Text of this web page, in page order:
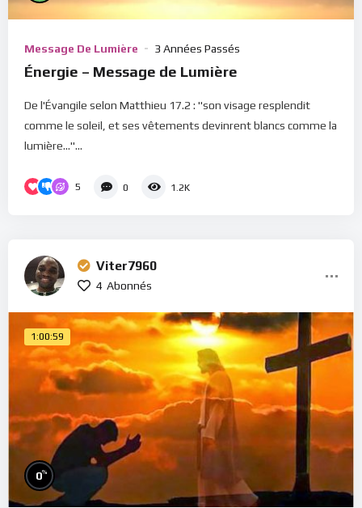
Message De Lumière 3 Années Passés
Énergie – Message de Lumière
De l'Évangile selon Matthieu 17.2 : "son visage resplendit
comme le soleil, et ses vêtements devinrent blancs comme la
lumière..."...
5 0 1.2K
Viter7960
4 Abonnés
1:00:59
0%